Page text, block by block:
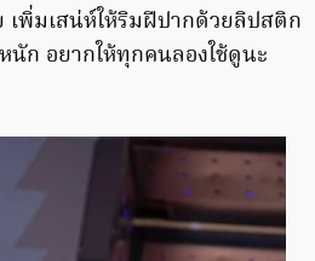
เพิ่มเสน่ห์ให้ริมฝีปากด้วยลิปสติก
ก อยากให้ทุกคนลองใช้ดูนะ